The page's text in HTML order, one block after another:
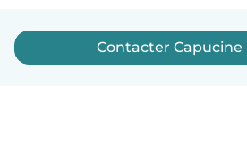
Contacter Capucine